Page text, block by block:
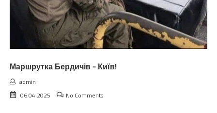
Маршрутка Бердичів – Київ!
admin
06.04.2025
No Comments